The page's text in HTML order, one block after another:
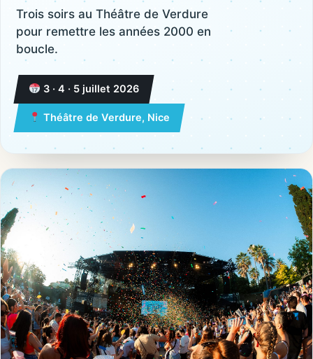
Trois soirs au Théâtre de Verdure
pour remettre les années 2000 en
boucle.
3 · 4 · 5 juillet 2026
Théâtre de Verdure, Nice